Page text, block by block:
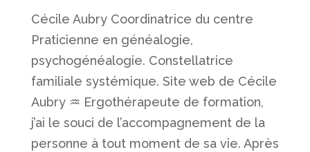
Cécile Aubry Coordinatrice du centre
Praticienne en généalogie,
psychogénéalogie. Constellatrice
familiale systémique. Site web de Cécile
Aubry ♒︎ Ergothérapeute de formation,
j’ai le souci de l’accompagnement de la
personne à tout moment de sa vie. Après